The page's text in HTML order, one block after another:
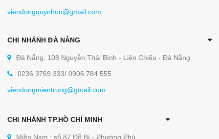
viendongquynhon@gmail.com
CHI NHÁNH ĐÀ NẴNG
Đà Nẵng: 108 Nguyễn Thái Bình - Liên Chiểu - Đà Nẵng
0236 3769 333/ 0906 784 555
viendongmientrung@gmail.com
CHI NHÁNH TP.HỒ CHÍ MINH
Miền Nam : số 87 Đỗ Bí - Phường Phú